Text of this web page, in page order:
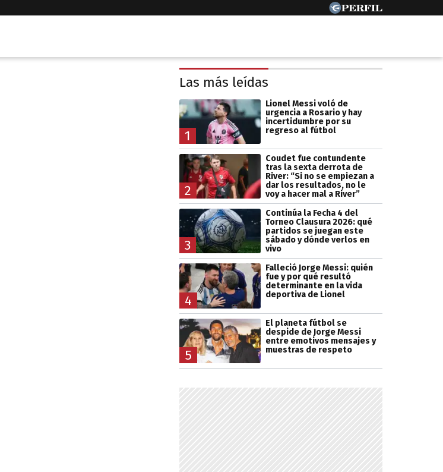
Las más leídas
1
Lionel Messi voló de
urgencia a Rosario y hay
incertidumbre por su
regreso al fútbol
2
Coudet fue contundente
tras la sexta derrota de
River: “Si no se empiezan a
dar los resultados, no le
voy a hacer mal a River”
3
Continúa la Fecha 4 del
Torneo Clausura 2026: qué
partidos se juegan este
sábado y dónde verlos en
vivo
4
Falleció Jorge Messi: quién
fue y por qué resultó
determinante en la vida
deportiva de Lionel
5
El planeta fútbol se
despide de Jorge Messi
entre emotivos mensajes y
muestras de respeto